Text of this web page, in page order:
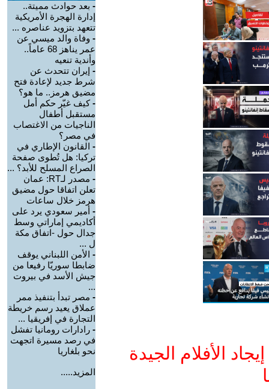
الأفلام الجيدة
- بعد حوادث مميتة..
إدارة الهجرة الأمريكية
تتعهد بتزويد عناصره ...
- وفاة والد ميسي عن
عمر يناهز 68 عاماً..
وأندية تنعيه
- إيران تتحدث عن
شرط جديد لإعادة فتح
مضيق هرمز.. ما هو؟
-كيف غيّر حكم أمل
مستقبل أطفال
الناجيات من الاغتصاب
في مصر؟
- القانون الإطاري في
تركيا: هل تُطوى صفحة
الصراع المسلح للأبد؟ ...
-
مصدر لـRT: عمان
تعلن اتفاقا حول مضيق
هرمز خلال ساعات
- أمير سعودي يرد على
أكاديمي إماراتي وسط
جدال حول -اتفاق مكة
ل ...
- الأمن اللبناني يوقف
ضابطا سوريّا رفيعا من
جيش الأسد في بيروت
...
- مصر تبدأ بتنفيذ ممر
عملاق يعيد رسم خريطة
التجارة في إفريقيا ...
- رادارات رومانيا تفشل
في رصد مسيرة اتجهت
نحو بلغاريا
المزيد.....